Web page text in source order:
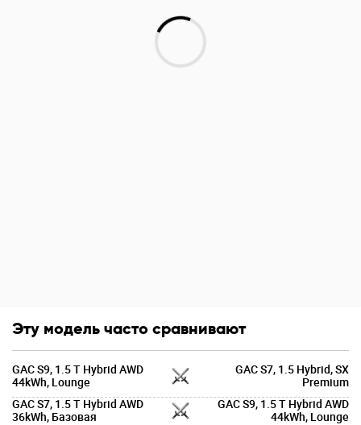
Эту модель часто сравнивают
GAC S9, 1.5 T Hybrid AWD
44kWh, Lounge
GAC S7, 1.5 Hybrid, SX
Premium
GAC S7, 1.5 T Hybrid AWD
36kWh, Базовая
GAC S9, 1.5 T Hybrid AWD
44kWh, Lounge